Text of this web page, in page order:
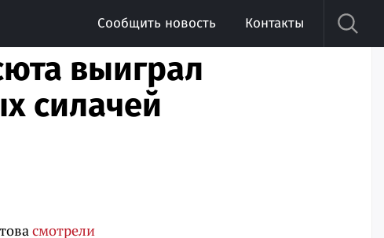
Сообщить новость Контакты
выиграл
силачей
смотрели